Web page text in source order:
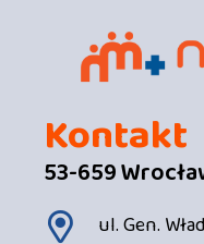
Kontakt
53-659
ul. Gen.